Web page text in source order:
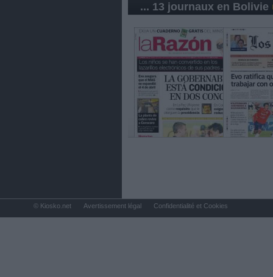
... 13 journaux en Bolivie
© Kiosko.net Avertissement légal Confidentialité et Cookies